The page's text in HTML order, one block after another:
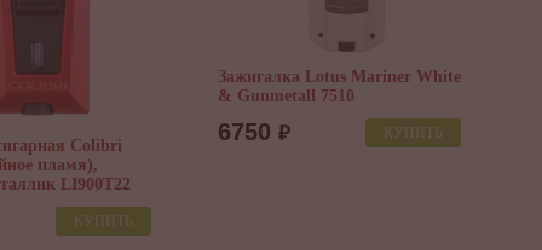
Colibri
пламя),
LI900T22
КУПИТЬ
Зажигалка Lotus Mariner White
& Gunmetall 7510
6750 ₽ КУПИТЬ